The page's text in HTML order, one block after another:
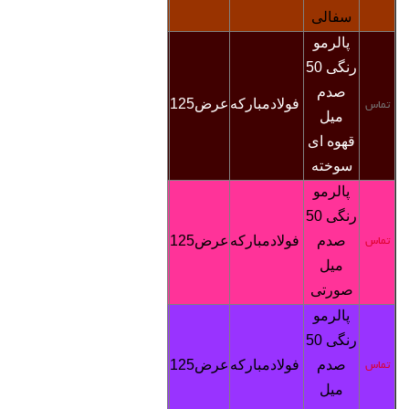
سفالی
تماس
پالرمو
رنگی 50
صدم
میل
قهوه ای
سوخته
فولادمبارکه عرض125
تماس
پالرمو
رنگی 50
صدم
میل
صورتی
فولادمبارکه عرض125
تماس
پالرمو
رنگی 50
صدم
میل
فولادمبارکه عرض125